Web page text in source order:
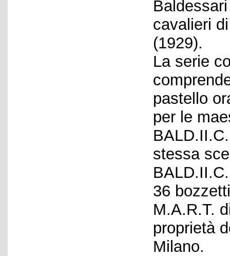
cavalieri
(1929).
La serie
pastello
per le
stessa
36
M.A.R.T.
proprietà
Milano.